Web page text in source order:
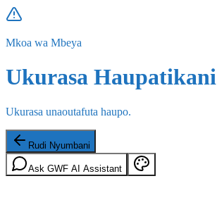
Mkoa wa Mbeya
Ukurasa Haupatikani
Ukurasa unaoutafuta haupo.
Rudi Nyumbani
Ask GWF AI Assistant